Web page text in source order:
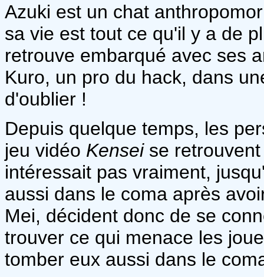
Azuki est un chat
sa vie est tout ce qu'il y a de
retrouve embarqué avec ses
Kuro, un pro du hack, dans
d'oublier !
Depuis quelque temps, les
jeu vidéo Kensei se
intéressait pas vraiment,
aussi dans le coma après
Mei, décident donc de se
trouver ce qui menace les
tomber eux aussi dans le